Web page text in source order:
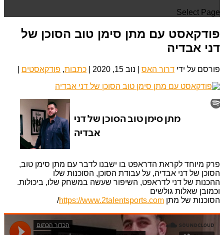
Select Page
פודקאסט עם מתן סימן טוב הסוכן של
דני אבדיה
פורסם על ידי דרור האס נוב 15, 2020 כתבות, פודקאסטים
פרק מיוחד לקראת הדראפט בו ישבנו לדבר עם מתן סימן טוב,
הסוכן של דני אבדיה, על עבודת הסוכן, הסוכנות שלו
ההכנות של דני לדראפט, השיפור שעשה במשחק שלו, ביכולות.
וכמובן שאלות גולשים
הסוכנות של מתן https://www.2talentsports.com
/